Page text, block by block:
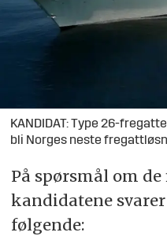
KANDIDAT: Type 26-
bli Norges neste
På spørsmål om
kandidatene
følgende: